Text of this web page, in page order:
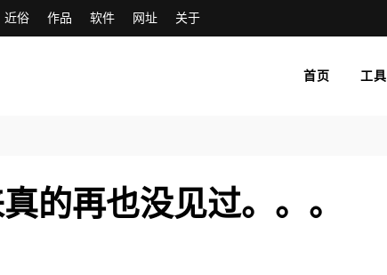
近俗 作品 软件 网址 关于
首页 工具
的再也没见过。。。